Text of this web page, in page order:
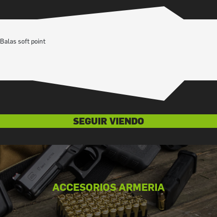
Balas soft point
SEGUIR VIENDO
ACCESORIOS ARMERIA